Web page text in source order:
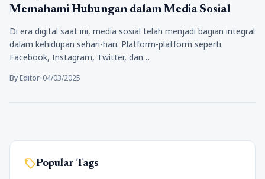
Memahami Hubungan dalam Media Sosial
Di era digital saat ini, media sosial telah menjadi bagian integral
dalam kehidupan sehari-hari. Platform-platform seperti
Facebook, Instagram, Twitter, dan…
By Editor•04/03/2025
sellPopular Tags